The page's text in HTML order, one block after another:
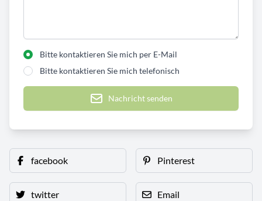
Bitte kontaktieren Sie mich per E-Mail
Bitte kontaktieren Sie mich telefonisch
Nachricht senden
facebook Pinterest
twitter Email